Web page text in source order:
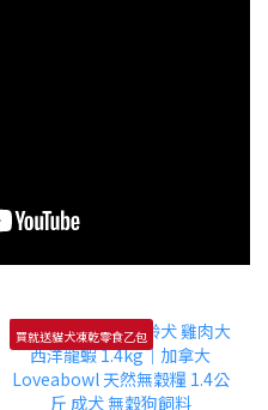
買就送貓犬凍乾零食乙包